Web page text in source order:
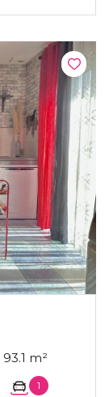
Maison 5 pièce(s) 4 chambre(s) 93.1 m²
1